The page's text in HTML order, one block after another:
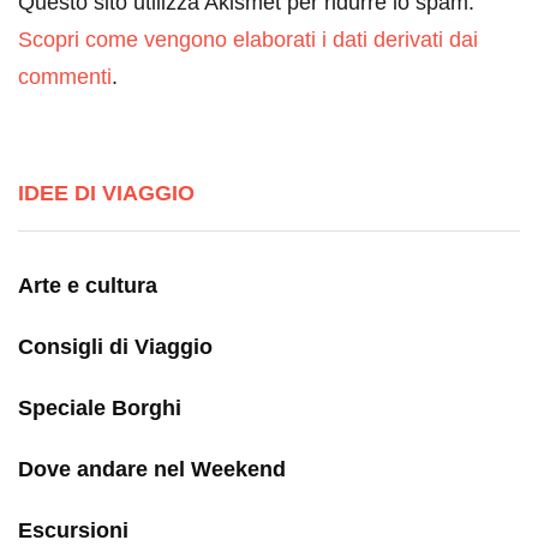
Scopri come vengono elaborati i dati derivati dai
commenti.
IDEE DI VIAGGIO
Arte e cultura
Consigli di Viaggio
Speciale Borghi
Dove andare nel Weekend
Escursioni